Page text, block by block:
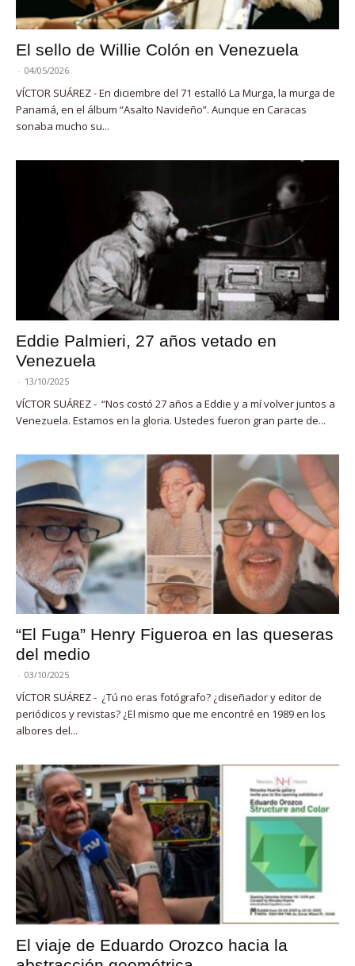
El sello de Willie Colón en Venezuela
- 04/05/2026
VÍCTOR SUÁREZ - En diciembre del 71 estalló La Murga, la murga de
Panamá, en el álbum “Asalto Navideño”. Aunque en Caracas
sonaba mucho su...
Eddie Palmieri, 27 años vetado en
Venezuela
- 13/10/2025
VÍCTOR SUÁREZ - “Nos costó 27 años a Eddie y a mí volver juntos a
Venezuela. Estamos en la gloria. Ustedes fueron gran parte de...
“El Fuga” Henry Figueroa en las queseras
del medio
- 03/10/2025
VÍCTOR SUÁREZ - ¿Tú no eras fotógrafo? ¿diseñador y editor de
periódicos y revistas? ¿El mismo que me encontré en 1989 en los
albores del...
El viaje de Eduardo Orozco hacia la